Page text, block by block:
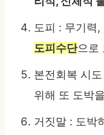
도피 : 무기력
도피수단으로
본전회복 시도
위해 또 도박
거짓말 : 도박